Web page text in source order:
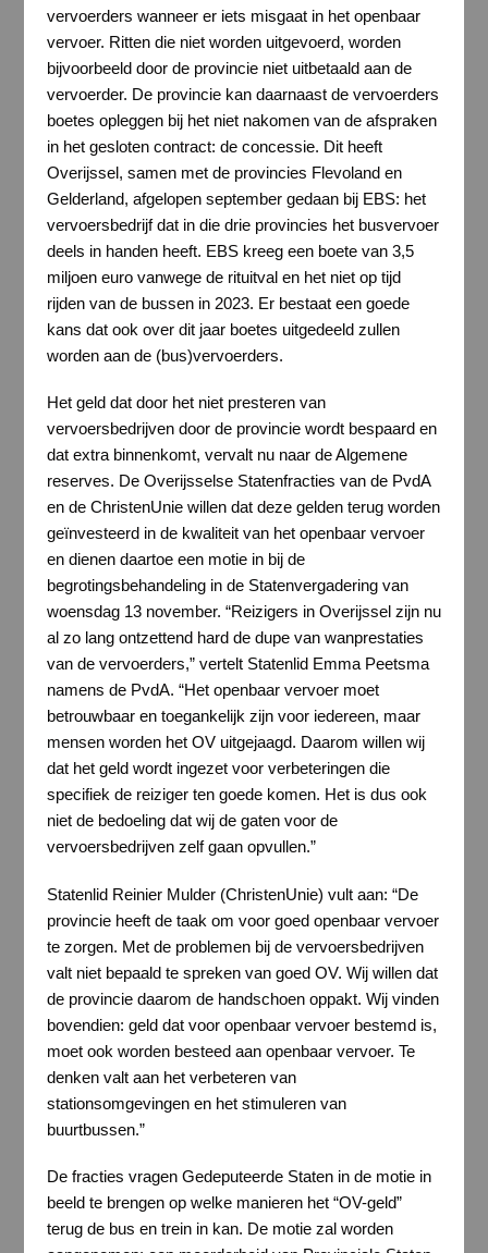
vervoerders wanneer er iets misgaat in het openbaar
vervoer. Ritten die niet worden uitgevoerd, worden
bijvoorbeeld door de provincie niet uitbetaald aan de
vervoerder. De provincie kan daarnaast de vervoerders
boetes opleggen bij het niet nakomen van de afspraken
in het gesloten contract: de concessie. Dit heeft
Overijssel, samen met de provincies Flevoland en
Gelderland, afgelopen september gedaan bij EBS: het
vervoersbedrijf dat in die drie provincies het busvervoer
deels in handen heeft. EBS kreeg een boete van 3,5
miljoen euro vanwege de rituitval en het niet op tijd
rijden van de bussen in 2023. Er bestaat een goede
kans dat ook over dit jaar boetes uitgedeeld zullen
worden aan de (bus)vervoerders.
Het geld dat door het niet presteren van
vervoersbedrijven door de provincie wordt bespaard en
dat extra binnenkomt, vervalt nu naar de Algemene
reserves. De Overijsselse Statenfracties van de PvdA
en de ChristenUnie willen dat deze gelden terug worden
geïnvesteerd in de kwaliteit van het openbaar vervoer
en dienen daartoe een motie in bij de
begrotingsbehandeling in de Statenvergadering van
woensdag 13 november. “Reizigers in Overijssel zijn nu
al zo lang ontzettend hard de dupe van wanprestaties
van de vervoerders,” vertelt Statenlid Emma Peetsma
namens de PvdA. “Het openbaar vervoer moet
betrouwbaar en toegankelijk zijn voor iedereen, maar
mensen worden het OV uitgejaagd. Daarom willen wij
dat het geld wordt ingezet voor verbeteringen die
specifiek de reiziger ten goede komen. Het is dus ook
niet de bedoeling dat wij de gaten voor de
vervoersbedrijven zelf gaan opvullen.”
Statenlid Reinier Mulder (ChristenUnie) vult aan: “De
provincie heeft de taak om voor goed openbaar vervoer
te zorgen. Met de problemen bij de vervoersbedrijven
valt niet bepaald te spreken van goed OV. Wij willen dat
de provincie daarom de handschoen oppakt. Wij vinden
bovendien: geld dat voor openbaar vervoer bestemd is,
moet ook worden besteed aan openbaar vervoer. Te
denken valt aan het verbeteren van
stationsomgevingen en het stimuleren van
buurtbussen.”
De fracties vragen Gedeputeerde Staten in de motie in
beeld te brengen op welke manieren het “OV-geld”
terug de bus en trein in kan. De motie zal worden